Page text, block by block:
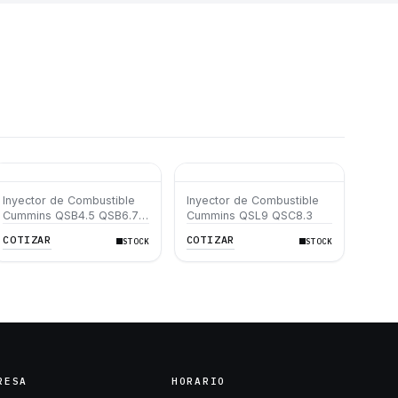
Inyector de Combustible
Cummins QSB4.5 QSB6.7
COTIZAR STOCK
Inyector de Combustible
Cummins QSL9 QSC8.3
COTIZAR
STOCK
HORARIO